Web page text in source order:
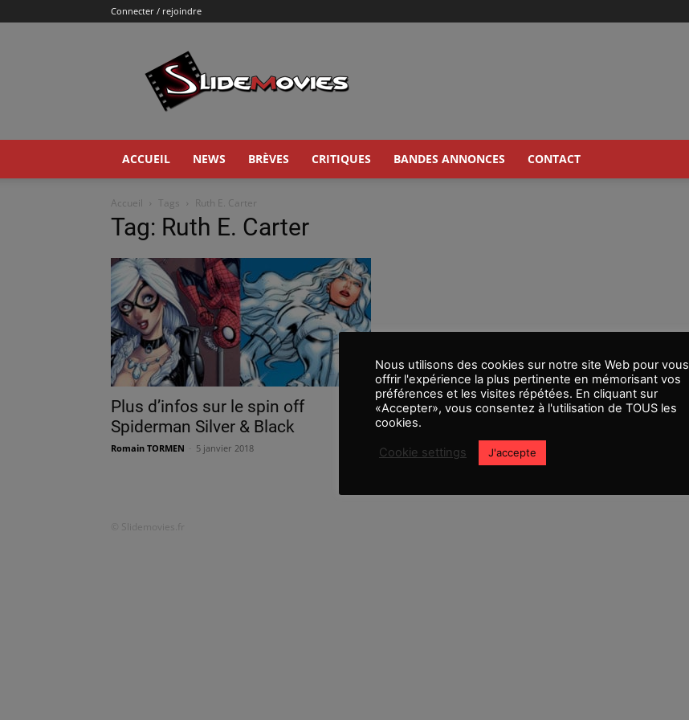
Connecter / rejoindre
ACCUEIL NEWS BRÈVES CRITIQUES BANDES ANNONCES CONTACT
Accueil Tags Ruth E. Carter
Tag: Ruth E. Carter
Plus d’infos sur le spin off
Spiderman Silver & Black
Romain TORMEN 5 janvier 2018
© Slidemovies.fr
Nous utilisons des cookies sur notre site Web pour vous
offrir l'expérience la plus pertinente en mémorisant vos
préférences et les visites répétées. En cliquant sur
«Accepter», vous consentez à l'utilisation de TOUS les
cookies.
Cookie settings J'accepte